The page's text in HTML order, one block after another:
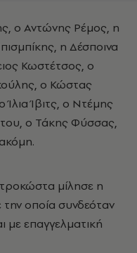
ο Αντώνης Ρέμος, η
η Δέσποινα
Κωστέτσος, ο
ο Κώστας
Ίβιτς, ο Ντέμης
ο Τάκης Φύσσας,
μίλησε η
την οποία συνδεόταν
με επαγγελματική